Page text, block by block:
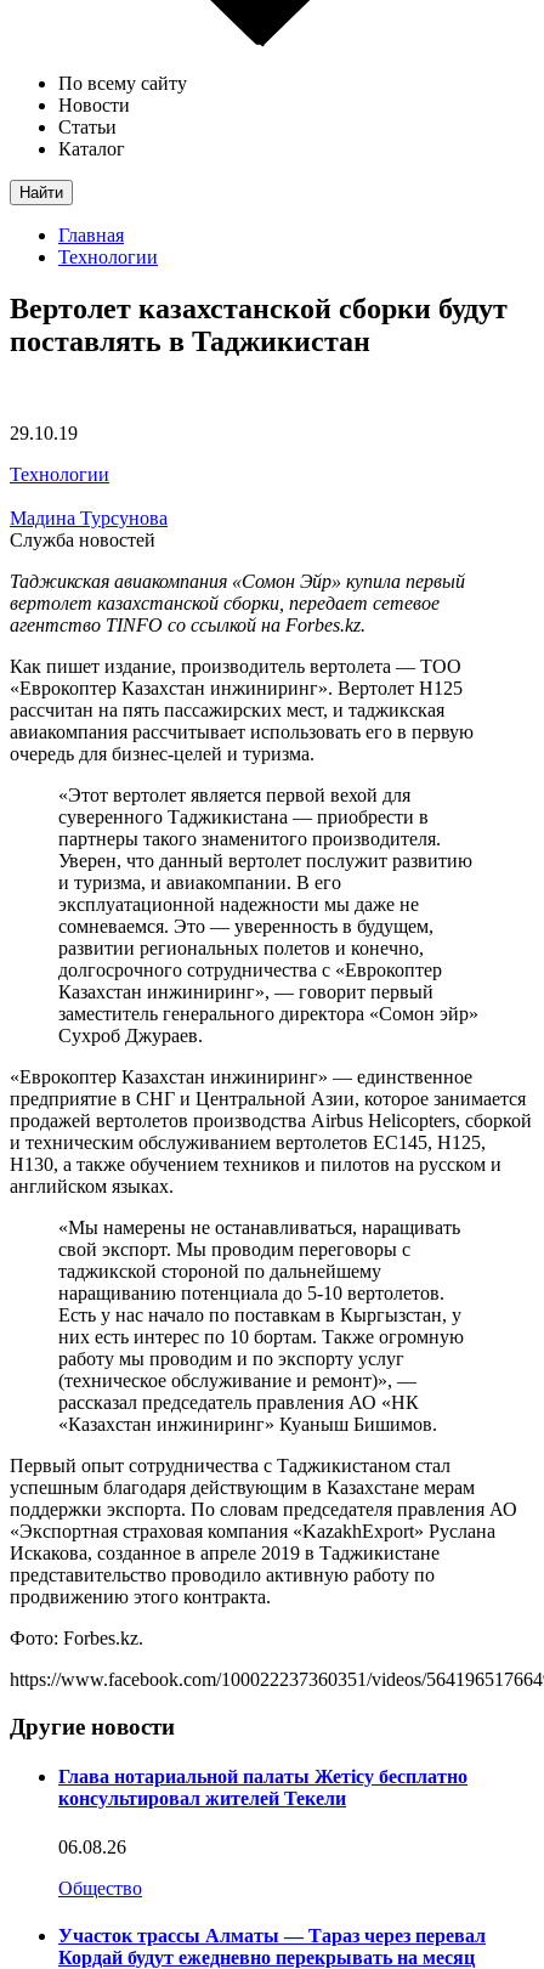
По всему сайту
Новости
Статьи
Каталог
Найти
Главная
Технологии
Вертолет казахстанской сборки будут
поставлять в Таджикистан
29.10.19
Технологии
Мадина Турсунова
Служба новостей
Таджикская авиакомпания «Сомон Эйр» купила первый
вертолет казахстанской сборки, передает сетевое
агентство TINFO cо ссылкой на Forbes.kz.
Как пишет издание, производитель вертолета — ТОО
«Еврокоптер Казахстан инжиниринг». Вертолет Н125
рассчитан на пять пассажирских мест, и таджикская
авиакомпания рассчитывает использовать его в первую
очередь для бизнес-целей и туризма.
«Этот вертолет является первой вехой для
суверенного Таджикистана — приобрести в
партнеры такого знаменитого производителя.
Уверен, что данный вертолет послужит развитию
и туризма, и авиакомпании. В его
эксплуатационной надежности мы даже не
сомневаемся. Это — уверенность в будущем,
развитии региональных полетов и конечно,
долгосрочного сотрудничества с «Еврокоптер
Казахстан инжиниринг», — говорит первый
заместитель генерального директора «Сомон эйр»
Сухроб Джураев.
«Еврокоптер Казахстан инжиниринг» — единственное
предприятие в СНГ и Центральной Азии, которое занимается
продажей вертолетов производства Airbus Helicopters, сборкой
и техническим обслуживанием вертолетов ЕС145, Н125,
Н130, а также обучением техников и пилотов на русском и
английском языках.
«Мы намерены не останавливаться, наращивать
свой экспорт. Мы проводим переговоры с
таджикской стороной по дальнейшему
наращиванию потенциала до 5-10 вертолетов.
Есть у нас начало по поставкам в Кыргызстан, у
них есть интерес по 10 бортам. Также огромную
работу мы проводим и по экспорту услуг
(техническое обслуживание и ремонт)», —
рассказал председатель правления АО «НК
«Казахстан инжиниринг» Куаныш Бишимов.
Первый опыт сотрудничества с Таджикистаном стал
успешным благодаря действующим в Казахстане мерам
поддержки экспорта. По словам председателя правления АО
«Экспортная страховая компания «KazakhExport» Руслана
Искакова, созданное в апреле 2019 в Таджикистане
представительство проводило активную работу по
продвижению этого контракта.
Фото: Forbes.kz.
https://www.facebook.com/100022237360351/videos/
Другие новости
Глава нотариальной палаты Жетісу бесплатно
консультировал жителей Текели
06.08.26
Общество
Участок трассы Алматы — Тараз через перевал
Кордай будут ежедневно перекрывать на месяц